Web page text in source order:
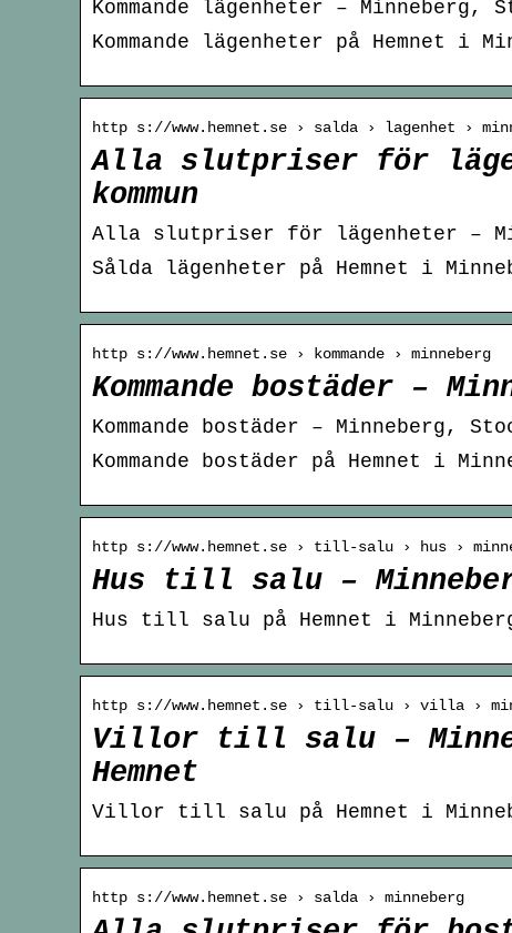
Kommande lägenheter – Minneberg,
Kommande lägenheter på Hemnet i
http s://www.hemnet.se › salda › lagenhet ›
Alla slutpriser för
kommun
Alla slutpriser för lägenheter –
Sålda lägenheter på Hemnet i
http s://www.hemnet.se › kommande › minneberg
Kommande bostäder –
Kommande bostäder – Minneberg,
Kommande bostäder på Hemnet i
http s://www.hemnet.se › till-salu › hus ›
Hus till salu –
Hus till salu på Hemnet i
http s://www.hemnet.se › till-salu › villa ›
Villor till salu –
Hemnet
Villor till salu på Hemnet i
http s://www.hemnet.se › salda › minneberg